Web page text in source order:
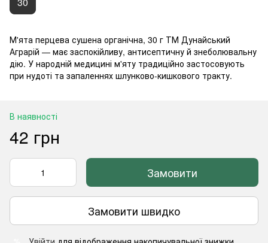
М'ята перцева сушена органічна, 30 г ТМ Дунайський
Аграрій — має заспокійливу, антисептичну й знеболювальну
дію. У народній медицині м'яту традиційно застосовують
при нудоті та запаленнях шлунково-кишкового тракту.
В наявності
42 грн
Замовити
Замовити швидко